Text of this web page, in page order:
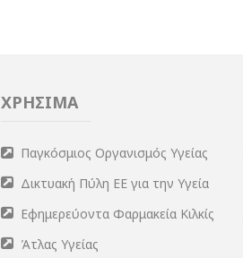
ΧΡΗΣΙΜΑ
Παγκόσμιος Οργανισμός Υγείας
Δικτυακή Πύλη ΕΕ για την Υγεία
Εφημερεύοντα Φαρμακεία Κιλκίς
Άτλας Υγείας